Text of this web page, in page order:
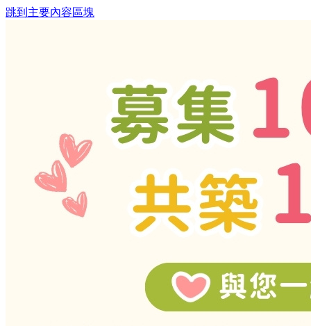
跳到主要內容區塊